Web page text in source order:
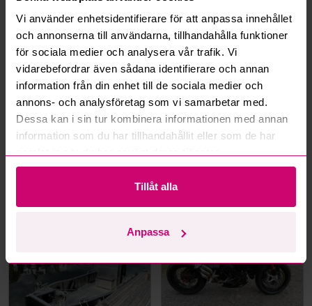
Vi använder enhetsidentifierare för att anpassa innehållet
och annonserna till användarna, tillhandahålla funktioner
för sociala medier och analysera vår trafik. Vi
vidarebefordrar även sådana identifierare och annan
information från din enhet till de sociala medier och
annons- och analysföretag som vi samarbetar med.
Dessa kan i sin tur kombinera informationen med annan
information som du har tillhandahållit eller som de har
Tillåt alla
Anpassa
Mer från samma kategori
Skåpsläp Cheval Liberté
Range Rover Fifty
1970 – Autobiography –